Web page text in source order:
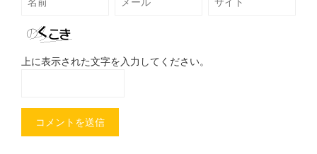
上に表示された文字を入力してください。